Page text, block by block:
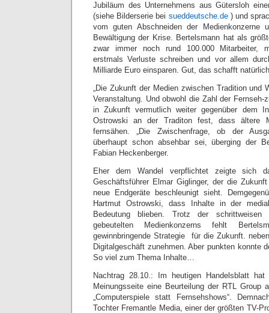
Jubiläum des Unternehmens aus Gütersloh
(siehe Bilderserie bei sueddeutsche.de ) und
vom guten Abschneiden der Medienkonzerne
Bewältigung der Krise. Bertelsmann hat als
zwar immer noch rund 100.000 Mitarbeiter,
erstmals Verluste schreiben und vor allem
Milliarde Euro einsparen. Gut, das schafft
„Die Zukunft der Medien zwischen Tradition und
Veranstaltung. Und obwohl die Zahl der
in Zukunft vermutlich weiter gegenüber dem
Ostrowski an der Traditon fest, dass ältere
fernsähen. „Die Zwischenfrage, ob der
überhaupt schon absehbar sei, überging der
Fabian Heckenberger.
Eher dem Wandel verpflichtet zeigte sich
Geschäftsführer Elmar Giglinger, der die
neue Endgeräte beschleunigt sieht.
Hartmut Ostrowski, dass Inhalte in der
Bedeutung blieben. Trotz der schrittweisen
gebeutelten Medienkonzerns fehlt
gewinnbringende Strategie für die Zukunft.
Digitalgeschäft zunehmen. Aber punkten konnte
So viel zum Thema Inhalte…
Nachtrag 28.10.: Im heutigen Handelsblatt
Meinungsseite eine Beurteilung der RTL Group
„Computerspiele statt Fernsehshows“.
Tochter Fremantle Media, einer der größten TV-